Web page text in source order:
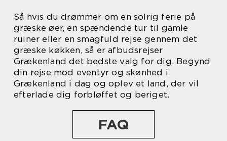
Så hvis du drømmer om en solrig ferie på
græske øer, en spændende tur til gamle
ruiner eller en smagfuld rejse gennem det
græske køkken, så er afbudsrejser
Grækenland det bedste valg for dig. Begynd
din rejse mod eventyr og skønhed i
Grækenland i dag og oplev et land, der vil
efterlade dig forbløffet og beriget.
FAQ